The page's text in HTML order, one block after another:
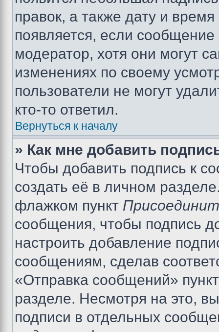
правок, а также дату и
появляется, если
модератор, хотя они могут
изменениях по своему
пользователи не могут
кто-то ответил.
Вернуться к началу
» Как мне добавить
Чтобы добавить подпись к
создать её в личном
флажком пункт
сообщения, чтобы подпись
настроить добавление
сообщениям, сделав
«Отправка сообщений»
разделе. Несмотря на это,
подписи в отдельных